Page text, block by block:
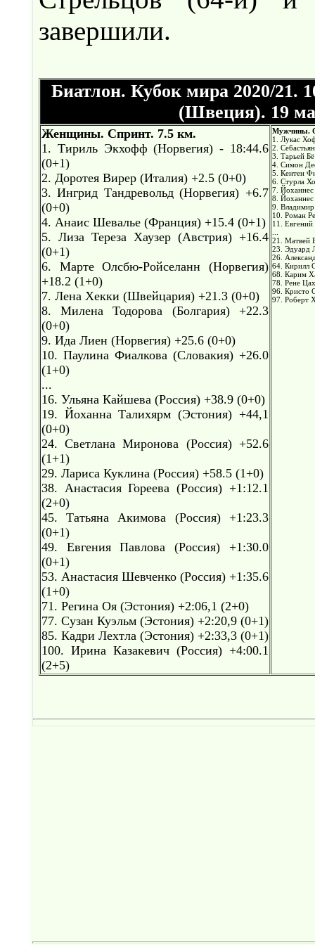
завершили.
Биатлон. Кубок мира 2020/21.
(Швеция). 19
Женщины. Спринт. 7.5 км.
1. Тириль Экхофф (Норвегия) - 18:44.6
(0+1)
2. Доротея Вирер (Италия) +2.5 (0+0)
3. Ингрид Тандревольд (Норвегия) +6.7
(0+0)
4. Анаис Шевалье (Франция) +15.4 (0+1)
5. Лиза Тереза Хаузер (Австрия) +16.4
(0+1)
6. Марте Олсбю-Ройселанн (Норвегия)
+18.2 (1+0)
7. Лена Хекки (Швейцария) +21.3 (0+0)
8. Милена Тодорова (Болгария) +22.3
(0+0)
9. Ида Лиен (Норвегия) +25.6 (0+0)
10. Паулина Фиалкова (Словакия) +26.0
(1+0)
...
16. Ульяна Кайшева (Россия) +38.9 (0+0)
19. Йоханна Талихярм (Эстония) +44,1
(0+0)
24. Светлана Миронова (Россия) +52.6
(1+1)
29. Лариса Куклина (Россия) +58.5 (1+0)
38. Анастасия Гореева (Россия) +1:12.1
(2+0)
45. Татьяна Акимова (Россия) +1:23.3
(0+1)
49. Евгения Павлова (Россия) +1:30.0
(0+1)
53. Анастасия Шевченко (Россия) +1:35.6
(1+0)
71. Регина Оя (Эстония) +2:06,1 (2+0)
77. Сузан Куэльм (Эстония) +2:20,9 (0+1)
85. Кадри Лехтла (Эстония) +2:33,3 (0+1)
100. Ирина Казакевич (Россия) +4:00.1
(2+5)
Мужчины.
1. Лукас
2.
3. Тарьей
4. Симон
5. Кентен
6. Стурла
7.
8.
9.
10. Роман
11.
21. Матвей
23. Эдуард
26.
64. Кирилл
68. Карим
78. Рене
96. Кристо
97. Роберт